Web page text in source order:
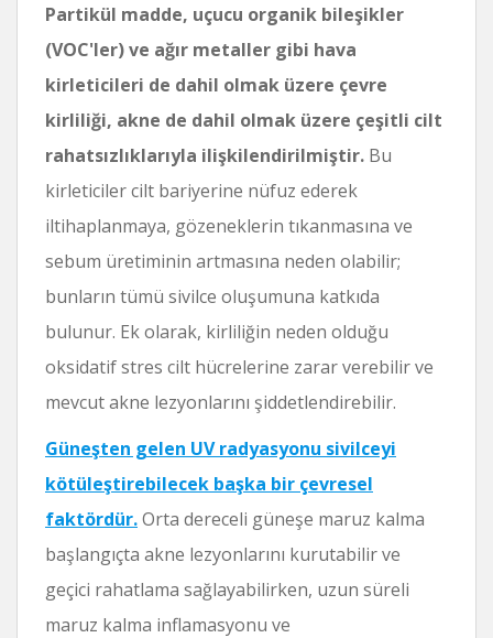
Partikül madde, uçucu organik bileşikler
(VOC'ler) ve ağır metaller gibi hava
kirleticileri de dahil olmak üzere çevre
kirliliği, akne de dahil olmak üzere çeşitli cilt
rahatsızlıklarıyla ilişkilendirilmiştir. Bu
kirleticiler cilt bariyerine nüfuz ederek
iltihaplanmaya, gözeneklerin tıkanmasına ve
sebum üretiminin artmasına neden olabilir;
bunların tümü sivilce oluşumuna katkıda
bulunur. Ek olarak, kirliliğin neden olduğu
oksidatif stres cilt hücrelerine zarar verebilir ve
mevcut akne lezyonlarını şiddetlendirebilir.
Güneşten gelen UV radyasyonu sivilceyi
kötüleştirebilecek başka bir çevresel
faktördür.Orta dereceli güneşe maruz kalma
başlangıçta akne lezyonlarını kurutabilir ve
geçici rahatlama sağlayabilirken, uzun süreli
maruz kalma inflamasyonu ve